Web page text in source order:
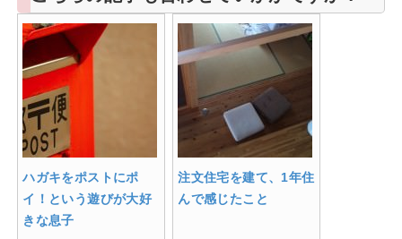
ハガキをポストにポ
イ！という遊びが大好
きな息子
注文住宅を建て、1年住
んで感じたこと